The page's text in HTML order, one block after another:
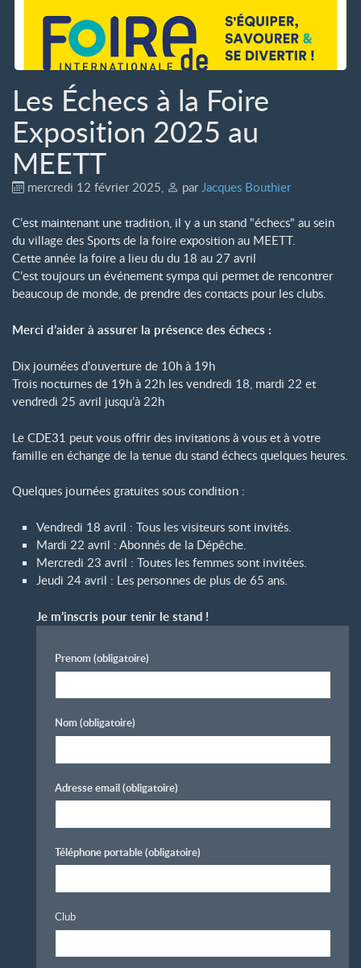
Les Échecs à la Foire
Exposition 2025 au
MEETT
mercredi 12 février 2025 par Jacques Bouthier
C’est maintenant une tradition, il y a un stand "échecs" au sein
du village des Sports de la foire exposition au MEETT.
Cette année la foire a lieu du du 18 au 27 avril
C’est toujours un événement sympa qui permet de rencontrer
beaucoup de monde, de prendre des contacts pour les clubs.
Merci d’aider à assurer la présence des échecs :
Dix journées d’ouverture de 10h à 19h
Trois nocturnes de 19h à 22h les vendredi 18, mardi 22 et
vendredi 25 avril jusqu’à 22h
Le CDE31 peut vous offrir des invitations à vous et à votre
famille en échange de la tenue du stand échecs quelques heures.
Quelques journées gratuites sous condition :
Vendredi 18 avril : Tous les visiteurs sont invités.
Mardi 22 avril : Abonnés de la Dépêche.
Mercredi 23 avril : Toutes les femmes sont invitées.
Jeudi 24 avril : Les personnes de plus de 65 ans.
Je m’inscris pour tenir le stand !
Prenom(obligatoire)
Nom(obligatoire)
Adresse email(obligatoire)
Téléphone portable(obligatoire)
Club